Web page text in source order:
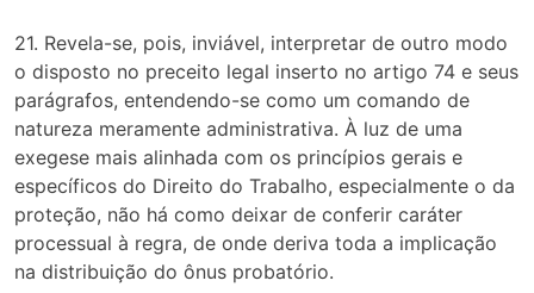
21. Revela-se, pois, inviável, interpretar de outro modo
o disposto no preceito legal inserto no artigo 74 e seus
parágrafos, entendendo-se como um comando de
natureza meramente administrativa. À luz de uma
exegese mais alinhada com os princípios gerais e
específicos do Direito do Trabalho, especialmente o da
proteção, não há como deixar de conferir caráter
processual à regra, de onde deriva toda a implicação
na distribuição do ônus probatório.